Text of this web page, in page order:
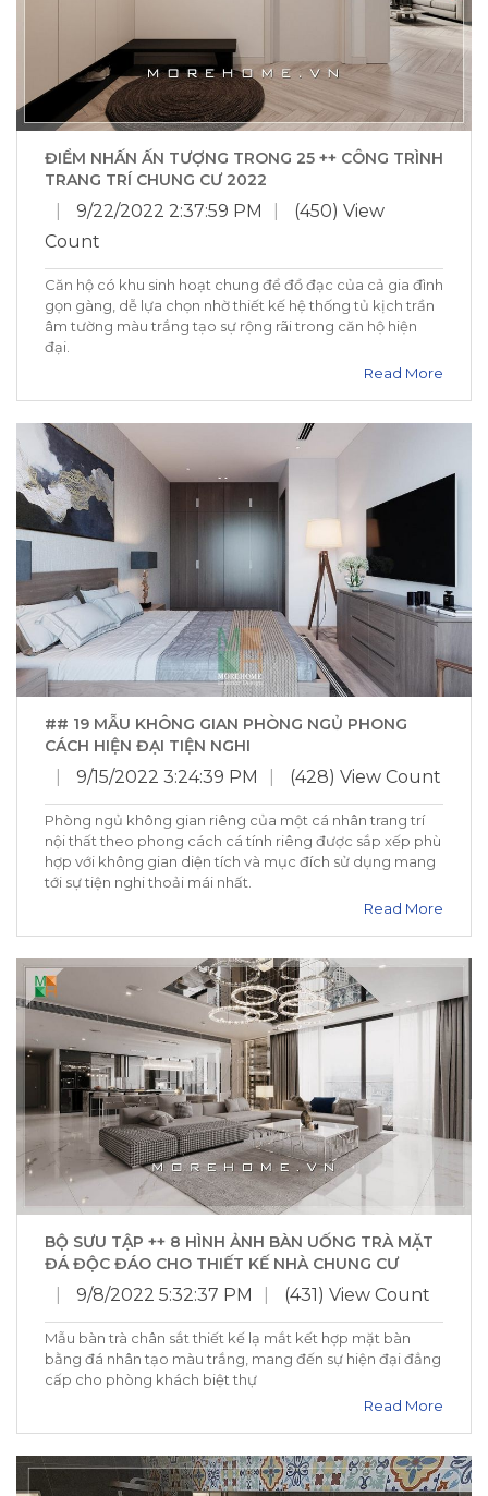
ĐIỂM NHẤN ẤN TƯỢNG TRONG 25 ++ CÔNG TRÌNH
TRANG TRÍ CHUNG CƯ 2022
9/22/2022 2:37:59 PM
(450) View
Count
Căn hộ có khu sinh hoạt chung để đồ đạc của cả gia đình
gọn gàng, dễ lựa chọn nhờ thiết kế hệ thống tủ kịch trần
âm tường màu trắng tạo sự rộng rãi trong căn hộ hiện
đại.
Read More
## 19 MẪU KHÔNG GIAN PHÒNG NGỦ PHONG
CÁCH HIỆN ĐẠI TIỆN NGHI
9/15/2022 3:24:39 PM (428) View Count
Phòng ngủ không gian riêng của một cá nhân trang trí
nội thất theo phong cách cá tính riêng được sắp xếp phù
hợp với không gian diện tích và mục đích sử dụng mang
tới sự tiện nghi thoải mái nhất.
Read More
BỘ SƯU TẬP ++ 8 HÌNH ẢNH BÀN UỐNG TRÀ MẶT
ĐÁ ĐỘC ĐÁO CHO THIẾT KẾ NHÀ CHUNG CƯ
9/8/2022 5:32:37 PM (431) View Count
Mẫu bàn trà chân sắt thiết kế lạ mắt kết hợp mặt bàn
bằng đá nhân tạo màu trắng, mang đến sự hiện đại đẳng
cấp cho phòng khách biệt thự
Read More